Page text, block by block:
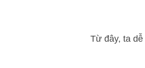
Từ đây, ta